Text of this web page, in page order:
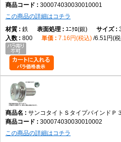
300074030030010001
この商品の詳細はコチラ
鉄
ﾕﾆｸﾛ(銀)
800
7.16円(税込) 6.51円(
サンコタイトＳタイプバインドＰ３
300074030030010002
この商品の詳細はコチラ